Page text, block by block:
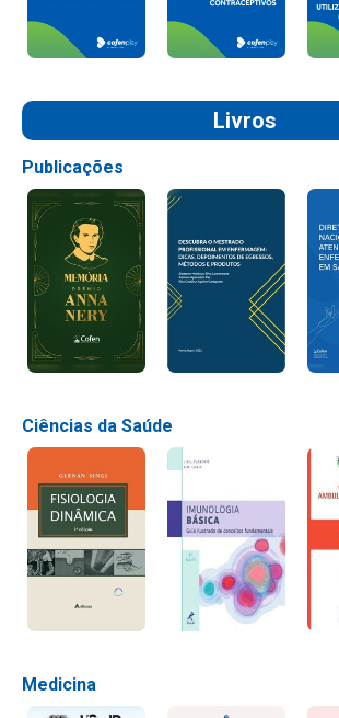
Livros
Publicações
Ciências da Saúde
Medicina